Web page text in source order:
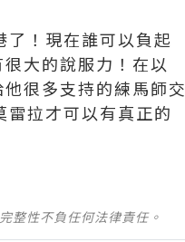
！現在誰可以負起
大的說服力！在以
很多支持的練馬師交
拉才可以有真正的
整性不負任何法律責任。